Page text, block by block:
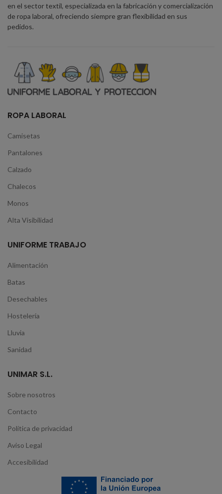
en el sector textil, especializada en la fabricación y comercialización
de ropa laboral, ofreciendo siempre gran flexibilidad en sus
pedidos.
ROPA LABORAL
Camisetas
Pantalones
Calzado
Chalecos
Monos
Alta Visibilidad
UNIFORME TRABAJO
Alimentación
Batas
Desechables
Hostelería
Lluvia
Sanidad
UNIMAR S.L.
Sobre nosotros
Contacto
Política de privacidad
Aviso Legal
Accesibilidad